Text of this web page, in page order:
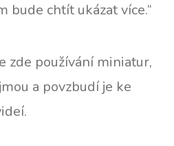
bude chtít ukázat více.“
zde používání miniatur,
a povzbudí je ke